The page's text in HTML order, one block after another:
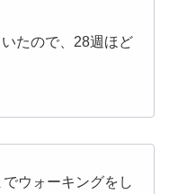
たので、28週ほど
ウォーキングをし